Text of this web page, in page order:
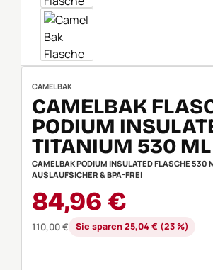
CAMELBAK
CAMELBAK
PODIUM
TITANIUM 530 ML
CAMELBAK PODIUM INSULATED FLASCHE 530
AUSLAUFSICHER & BPA-FREI
Verkaufspreis:
84,96 €
Regulärer Preis:
110,00 € Sie sparen 25,04 € (23 %)